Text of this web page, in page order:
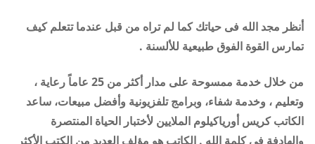
أنظر مجد الله فى حياتك كما لم تراه من قبل عندما تتعلم كيف
تمارس القوة الفوق طبيعية للألسنة .
من خلال خدمة ممسوحة على مدار أكثر من 25 عاماً رعاية ،
وتعليم ، وخدمة شفاء، وبرامج تلفزيونية وأفضل مبيعات، ساعد
الكاتب كريس أورياكيلوم الملايين لأختبار الحياة المنتصرة
والهادفة فى كلمة الله . الكاتب هو مؤلف العديد من الكتب الأكثر